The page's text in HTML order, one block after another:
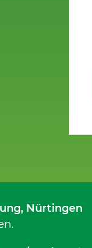
, Nürtingen